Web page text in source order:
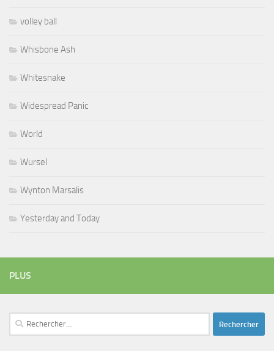
volley ball
Whisbone Ash
Whitesnake
Widespread Panic
World
Wursel
Wynton Marsalis
Yesterday and Today
PLUS
Rechercher :